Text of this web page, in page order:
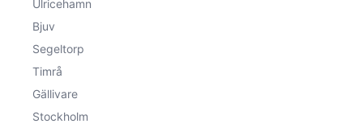
Ulricehamn
Bjuv
Segeltorp
Timrå
Gällivare
Stockholm